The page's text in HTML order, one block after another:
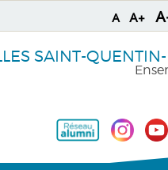
A A+
SAINT-